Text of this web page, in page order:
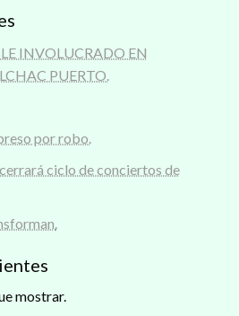
INVOLUCRADO EN
PUERTO.
por robo.
ciclo de conciertos de
mostrar.